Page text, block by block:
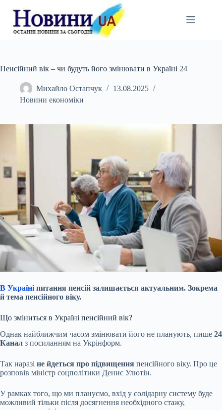
вмісту
Пенсійний вік – чи будуть його змінювати в Україні 24
Михайло Остапчук
13.08.2025
Новини економіки
В Україні питання пенсій залишається актуальним. Зокрема
й тема пенсійного віку.
Що зміниться в Україні пенсійний вік?
Однак найближчим часом змінювати його не планують, пише 24
Канал з посиланням на Укрінформ.
Так наразі не йдеться про підвищення пенсійного віку. Про це
розповів міністр соцполітики Денис Улютін.
У рамках того, що ми плануємо, вхід у солідарну систему буде
можливий тільки після досягнення необхідного стажу,